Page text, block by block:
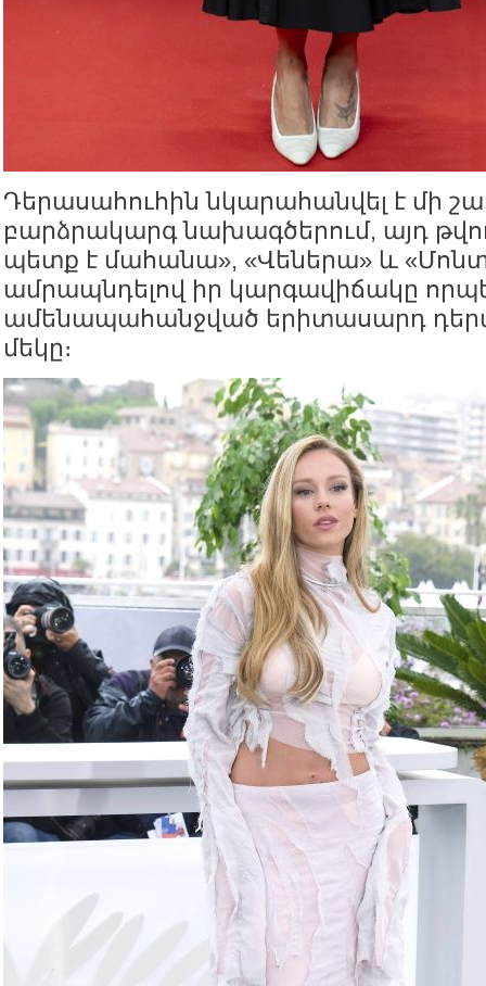
Դերասահուհին նկարահանվել է մի
բարձրակարգ նախագծերում, այդ
պետք է մահանա», «Վեներա» և
ամրապնդելով իր կարգավիճակը
ամենապահանջված երիտասարդ
մեկը։